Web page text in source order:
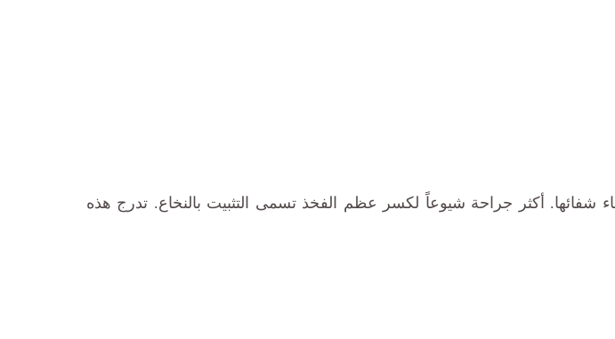
شفائها. أكثر جراحة شيوعاً لكسر عظم الفخذ تسمى التثبيت بالنخاع. تدرج هذه